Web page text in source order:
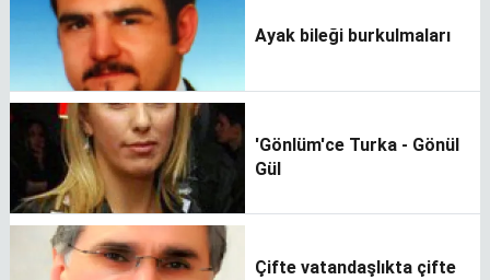
Ayak bileği burkulmaları
'Gönlüm'ce Turka - Gönül
Gül
Çifte vatandaşlıkta çifte